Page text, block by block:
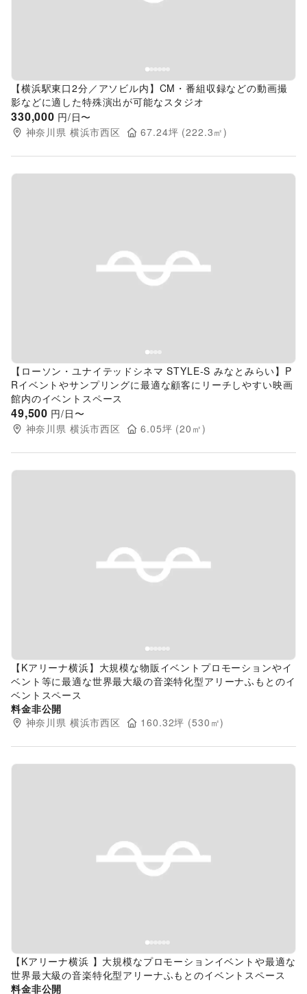
【横浜駅東口2分／アソビル内】CM・番組収録などの動画撮
影などに適した特殊演出が可能なスタジオ
330,000 円/日〜
神奈川県 横浜市西区 67.24坪 (222.3㎡)
Previous slide
【ローソン・ユナイテッドシネマ STYLE-S みなとみらい】P
Rイベントやサンプリングに最適な顧客にリーチしやすい映画
館内のイベントスペース
49,500 円/日〜
神奈川県 横浜市西区 6.05坪 (20 ㎡)
Previous slide
【Kアリーナ横浜】大規模な物販イベントプロモーションやイ
ベント等に最適な世界最大級の音楽特化型アリーナふもとのイ
ベントスペース
料金非公開
神奈川県 横浜市西区 160.32坪 (530 ㎡)
Previous slide
【Kアリーナ横浜 】大規模なプロモーションイベントや最適な
世界最大級の音楽特化型アリーナふもとのイベントスペース
料金非公開